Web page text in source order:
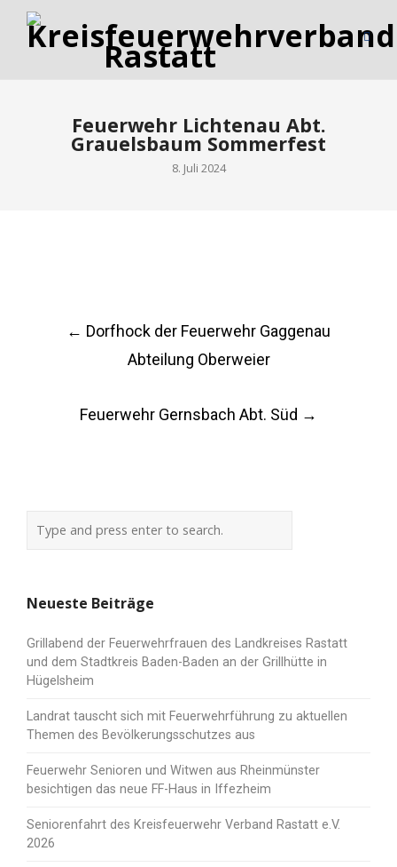
Feuerwehr Lichtenau Abt.
Grauelsbaum Sommerfest
8. Juli 2024
Post
navigation
← Dorfhock der Feuerwehr Gaggenau
Abteilung Oberweier
Feuerwehr Gernsbach Abt. Süd →
Neueste Beiträge
Grillabend der Feuerwehrfrauen des Landkreises Rastatt
und dem Stadtkreis Baden-Baden an der Grillhütte in
Hügelsheim
Landrat tauscht sich mit Feuerwehrführung zu aktuellen
Themen des Bevölkerungsschutzes aus
Feuerwehr Senioren und Witwen aus Rheinmünster
besichtigen das neue FF-Haus in Iffezheim
Seniorenfahrt des Kreisfeuerwehr Verband Rastatt e.V.
2026